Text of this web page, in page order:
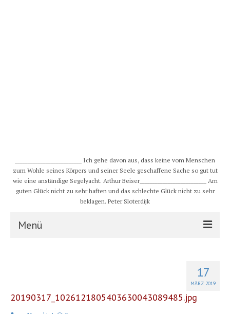
__________________________ Ich gehe davon aus, dass keine vom Menschen
zum Wohle seines Körpers und seiner Seele geschaffene Sache so gut tut
wie eine anständige Segelyacht. Arthur Beiser__________________________ Am
guten Glück nicht zu sehr haften und das schlechte Glück nicht zu sehr
beklagen. Peter Sloterdijk
Menü
Crew
17
MÄRZ 2019
20190317_1026121805403630043089485.jpg